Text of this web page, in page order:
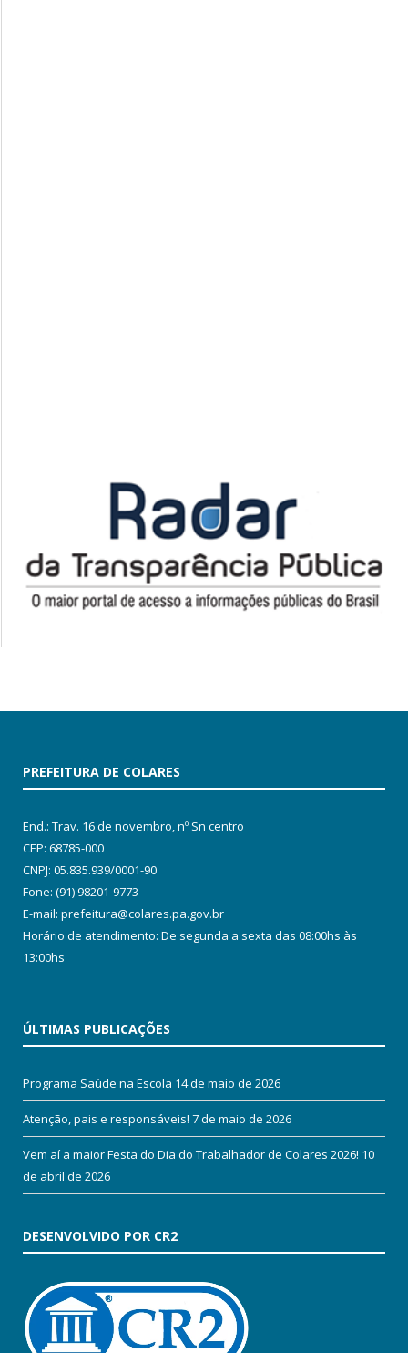
PREFEITURA DE COLARES
End.: Trav. 16 de novembro, nº Sn centro
CEP: 68785-000
CNPJ: 05.835.939/0001-90
Fone: (91) 98201-9773
E-mail: prefeitura@colares.pa.gov.br
Horário de atendimento: De segunda a sexta das 08:00hs às
13:00hs
ÚLTIMAS PUBLICAÇÕES
Programa Saúde na Escola 14 de maio de 2026
Atenção, pais e responsáveis! 7 de maio de 2026
Vem aí a maior Festa do Dia do Trabalhador de Colares 2026! 10
de abril de 2026
DESENVOLVIDO POR CR2